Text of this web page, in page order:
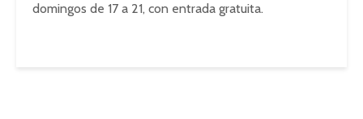
domingos de 17 a 21, con entrada gratuita.